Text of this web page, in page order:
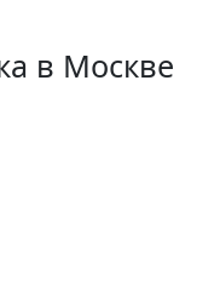
в Москве